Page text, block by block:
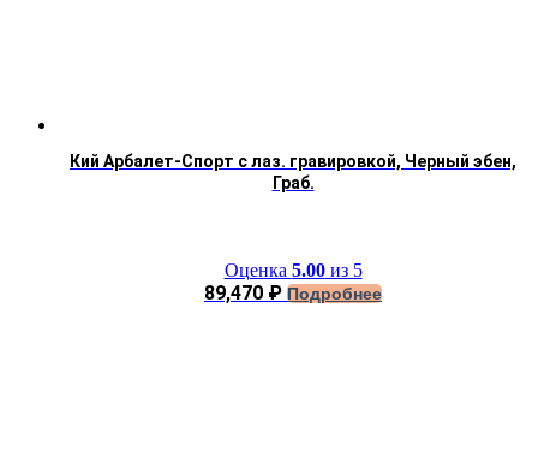
Кий Арбалет-Спорт с лаз. гравировкой, Черный эбен,
Граб.
Оценка 5.00из 5
89,470 ₽ Подробнее